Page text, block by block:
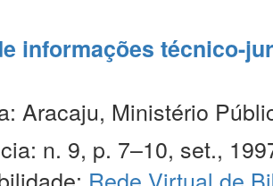
informações técnico-
Aracaju, Ministério
n. 9, p. 7–10, set.,